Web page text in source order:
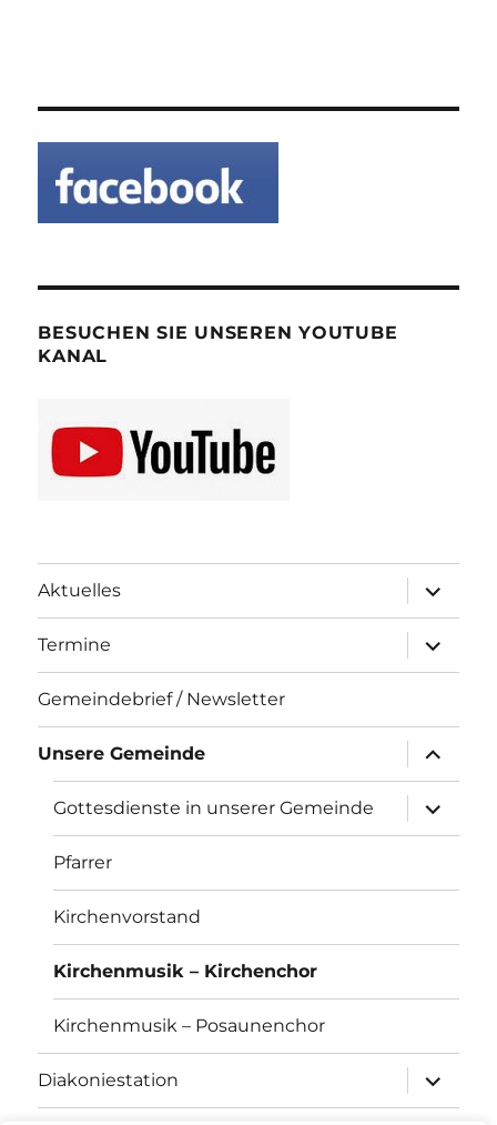
BESUCHEN SIE UNSEREN YOUTUBE
KANAL
Aktuelles
öffnen
Termine
öffnen
Gemeindebrief / Newsletter
Unsere Gemeinde
öffnen
Gottesdienste in unserer Gemeinde
öffnen
Pfarrer
Kirchenvorstand
Kirchenmusik – Kirchenchor
Kirchenmusik – Posaunenchor
Diakoniestation
öffnen